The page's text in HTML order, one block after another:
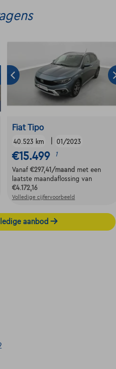
Fiat Tipo
40.523 km 01/2023
€15.499 1
Vanaf €297,41 /maand met een
laatste maandaflossing van
€4.172,16
Volledige cijfervoorbeeld
aanbod